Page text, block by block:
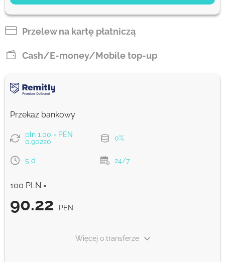
59.64 PEN 5 d
Prowizja Strumok, zawsze 0%
Przelew na kartę płatniczą
Cash/E-money/Mobile top-up
Przekaz bankowy
pln 1.00 = PEN
0.90220
0%
5 d 24/7
100 PLN =
90.22 PEN
Więcej o transferze